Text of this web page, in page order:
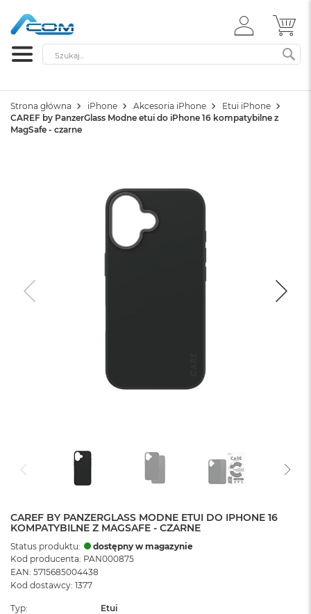
ZALOGUJ
SIĘ
Szukaj
Strona główna iPhone Akcesoria iPhone
Etui iPhone
CAREF by PanzerGlass Modne etui do iPhone 16 kompatybilne z
MagSafe - czarne
CAREF BY PANZERGLASS MODNE ETUI DO IPHONE 16
KOMPATYBILNE Z MAGSAFE - CZARNE
Status produktu:
dostępny w magazynie
Kod producenta: PAN000875
EAN: 5715685004438
Kod dostawcy: 1377
Typ
Etui